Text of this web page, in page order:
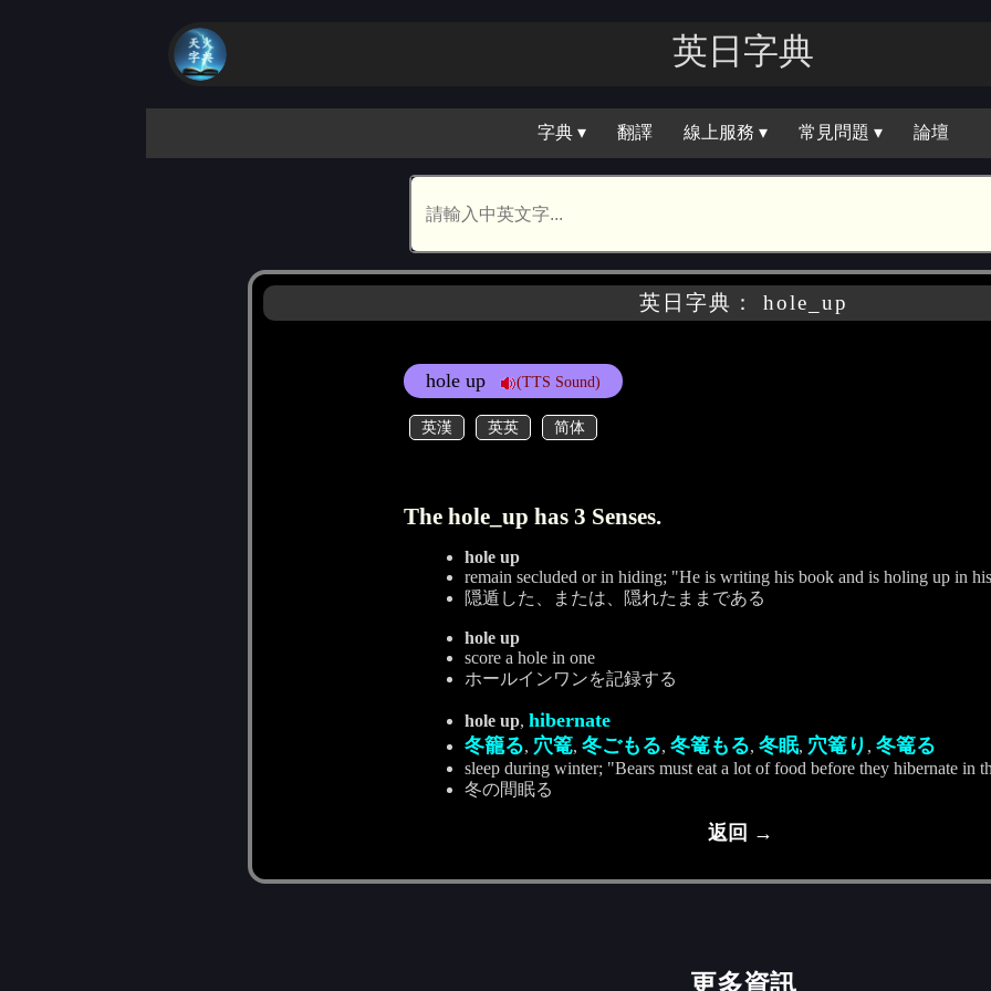
英日字典
字典 ▾ 翻譯 線上服務 ▾ 常見問題 ▾ 論壇
英日字典： hole_up
hole up (TTS Sound)
英漢 英英 简体
The hole_up has 3 Senses.
hole up
remain secluded or in hiding; "He is writing his book and is holing up in
隠遁した、または、隠れたままである
hole up
score a hole in one
ホールインワンを記録する
hole up, hibernate
冬籠る, 穴篭, 冬ごもる, 冬篭もる, 冬眠, 穴篭り , 冬篭る
sleep during winter; "Bears must eat a lot of food before they hibernate in
冬の間眠る
返回 →
更多資訊